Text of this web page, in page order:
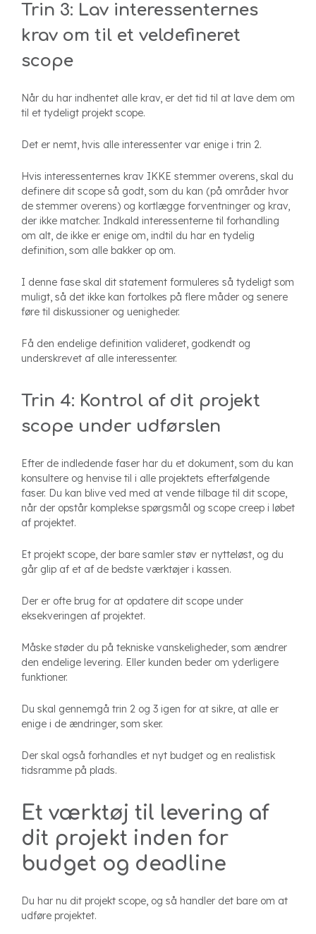
Trin 3: Lav interessenternes
krav om til et veldefineret
scope
Når du har indhentet alle krav, er det tid til at lave dem om
til et tydeligt projekt scope.
Det er nemt, hvis alle interessenter var enige i trin 2.
Hvis interessenternes krav IKKE stemmer overens, skal du
definere dit scope så godt, som du kan (på områder hvor
de stemmer overens) og kortlægge forventninger og krav,
der ikke matcher. Indkald interessenterne til forhandling
om alt, de ikke er enige om, indtil du har en tydelig
definition, som alle bakker op om.
I denne fase skal dit statement formuleres så tydeligt som
muligt, så det ikke kan fortolkes på flere måder og senere
føre til diskussioner og uenigheder.
Få den endelige definition valideret, godkendt og
underskrevet af alle interessenter.
Trin 4: Kontrol af dit projekt
scope under udførslen
Efter de indledende faser har du et dokument, som du kan
konsultere og henvise til i alle projektets efterfølgende
faser. Du kan blive ved med at vende tilbage til dit scope,
når der opstår komplekse spørgsmål og scope creep i løbet
af projektet.
Et projekt scope, der bare samler støv er nytteløst, og du
går glip af et af de bedste værktøjer i kassen.
Der er ofte brug for at opdatere dit scope under
eksekveringen af projektet.
Måske støder du på tekniske vanskeligheder, som ændrer
den endelige levering. Eller kunden beder om yderligere
funktioner.
Du skal gennemgå trin 2 og 3 igen for at sikre, at alle er
enige i de ændringer, som sker.
Der skal også forhandles et nyt budget og en realistisk
tidsramme på plads.
Et værktøj til levering af
dit projekt inden for
budget og deadline
Du har nu dit projekt scope, og så handler det bare om at
udføre projektet.